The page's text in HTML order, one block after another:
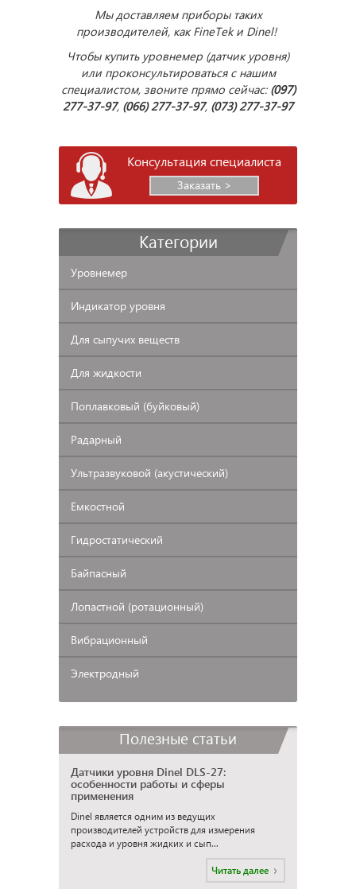
Мы доставляем приборы таких
производителей, как FineTek и Dinel!
Чтобы купить уровнемер (датчик уровня)
или проконсультироваться с нашим
специалистом, звоните прямо сейчас: (097)
277-37-97, (066) 277-37-97, (073) 277-37-97
Консультация специалиста
Заказать >
Категории
Уровнемер
Индикатор уровня
Для сыпучих веществ
Для жидкости
Поплавковый (буйковый)
Радарный
Ультразвуковой (акустический)
Емкостной
Гидростатический
Байпасный
Лопастной (ротационный)
Вибрационный
Электродный
Полезные статьи
Датчики уровня Dinel DLS-27:
особенности работы и сферы
применения
Dinel является одним из ведущих
производителей устройств для измерения
расхода и уровня жидких и сып...
Читать далее